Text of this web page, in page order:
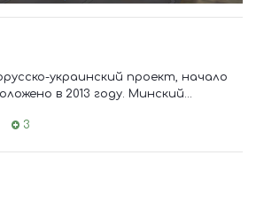
украинский проект, начало
в 2013 году. Минский...
3